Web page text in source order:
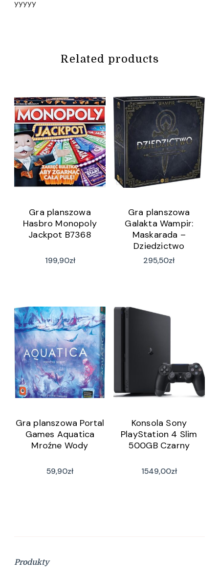
yyyyy
Related products
Gra planszowa
Hasbro Monopoly
Jackpot B7368
199,90zł
Gra planszowa
Galakta Wampir:
Maskarada –
Dziedzictwo
295,50zł
Gra planszowa Portal
Games Aquatica
Mroźne Wody
59,90zł
Konsola Sony
PlayStation 4 Slim
500GB Czarny
1549,00zł
Produkty